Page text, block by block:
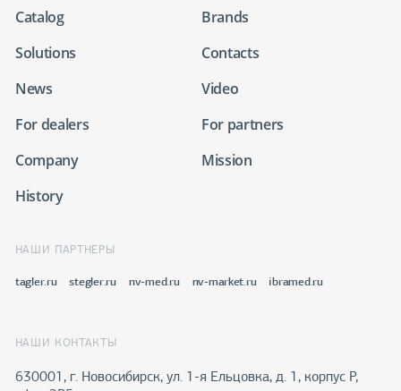
Catalog
Brands
Solutions
Contacts
News
Video
For dealers
For partners
Company
Mission
History
НАШИ ПАРТНЕРЫ
tagler.ru stegler.ru nv-med.ru nv-market.ru ibramed.ru
НАШИ КОНТАКТЫ
630001, г. Новосибирск, ул. 1-я Ельцовка, д. 1, корпус Р,